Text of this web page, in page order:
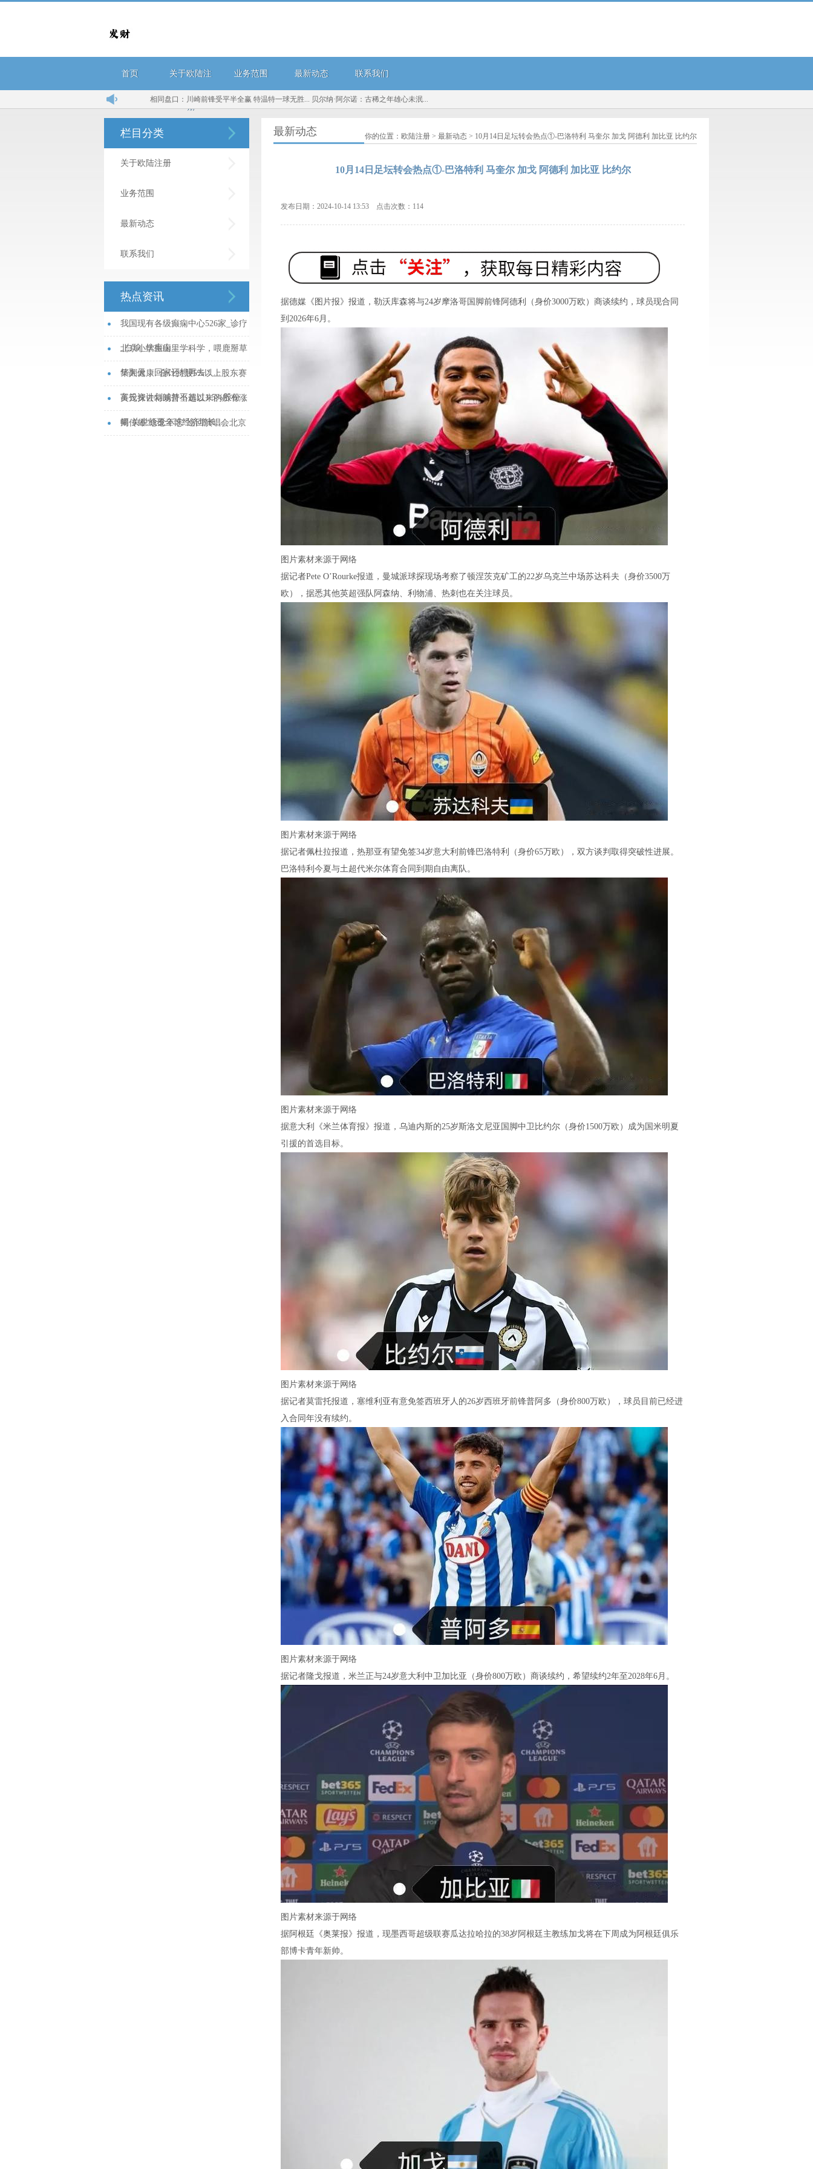
首页 关于欧陆注
册
业务范围 最新动态 联系我们
相同盘口：川崎前锋受平半全赢 特温特一球无胜... 贝尔纳·阿尔诺：古稀之年雄心未泯... 人生没有绝对的治愈，只有不断的释怀...
栏目分类
关于欧陆注册
业务范围
最新动态
联系我们
热点资讯
我国现有各级癫痫中心526家_诊疗
_白瑜_抗癫痫...
北京小学生山里学科学，喂鹿掰草
笑翻天，回家还想再去！...
华人健康: 合计持股5%以上股东赛
富投资计划减持不超过1.5%股份...
美元抹去特朗普当选以来的所有涨
幅 关税颠覆全球经济增长...
周传雄“念念不忘”巡回演唱会北京
最新动态 你的位置： 欧陆注册 > 最新动态 > 10月14日足坛转会热点①-巴洛特利 马奎尔 加戈 阿德利 加比亚 比约尔
10月14日足坛转会热点①-巴洛特利 马奎尔 加戈 阿德利 加比亚 比约尔
发布日期：2024-10-14 13:53 点击次数：114
据德媒《图片报》报道，勒沃库森将与24岁摩洛哥国脚前锋阿德利（身价3000万欧）商谈续约，球员现合同
到2026年6月。
图片素材来源于网络
据记者Pete O’Rourke报道，曼城派球探现场考察了顿涅茨克矿工的22岁乌克兰中场苏达科夫（身价3500万
欧），据悉其他英超强队阿森纳、利物浦、热刺也在关注球员。
图片素材来源于网络
据记者佩杜拉报道，热那亚有望免签34岁意大利前锋巴洛特利（身价65万欧），双方谈判取得突破性进展。
巴洛特利今夏与土超代米尔体育合同到期自由离队。
图片素材来源于网络
据意大利《米兰体育报》报道，乌迪内斯的25岁斯洛文尼亚国脚中卫比约尔（身价1500万欧）成为国米明夏
引援的首选目标。
图片素材来源于网络
据记者莫雷托报道，塞维利亚有意免签西班牙人的26岁西班牙前锋普阿多（身价800万欧），球员目前已经进
入合同年没有续约。
图片素材来源于网络
据记者隆戈报道，米兰正与24岁意大利中卫加比亚（身价800万欧）商谈续约，希望续约2年至2028年6月。
图片素材来源于网络
据阿根廷《奥莱报》报道，现墨西哥超级联赛瓜达拉哈拉的38岁阿根廷主教练加戈将在下周成为阿根廷俱乐
部博卡青年新帅。